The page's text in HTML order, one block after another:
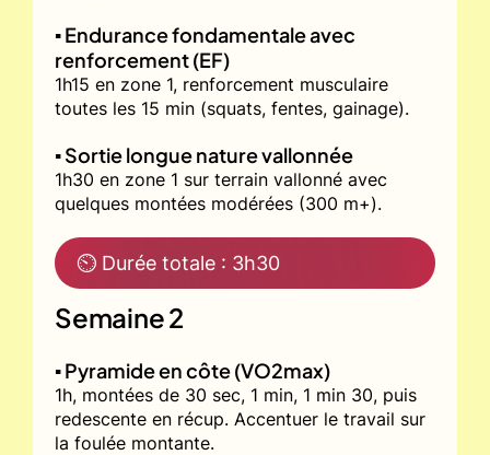
▪️ Endurance fondamentale avec
renforcement (EF)
1h15 en zone 1, renforcement musculaire
toutes les 15 min (squats, fentes, gainage).
▪️ Sortie longue nature vallonnée
1h30 en zone 1 sur terrain vallonné avec
quelques montées modérées (300 m+).
⏲ Durée totale : 3h30
Semaine 2
▪️ Pyramide en côte (VO2max)
1h, montées de 30 sec, 1 min, 1 min 30, puis
redescente en récup. Accentuer le travail sur
la foulée montante.